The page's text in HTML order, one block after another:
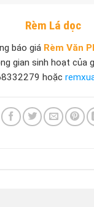
Rèm Lá dọc
báo giá Rèm Văn
gian sinh hoạt
hoặc